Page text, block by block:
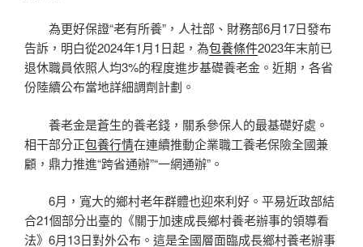
為更好保證“老有所養”，人社部、財務部6月17日發布
告訴，明白從2024年1月1日起，為包養條件2023年末前已
退休職員依照人均3%的程度進步基礎養老金。近期，各省
份陸續公布當地詳細調劑計劃。
養老金是蒼生的養老錢，關系參保人的最基礎好處。
相干部分正包養行情在連續推動企業職工養老保險全國兼
顧，鼎力推進“跨省通辦”“一網通辦”。
6月，寬大的鄉村老年群體也迎來利好。平易近政部結
合21個部分出臺的《關于加速成長鄉村養老辦事的領導看
法》6月13日對外公布。這是全國層面臨成長鄉村養老辦事